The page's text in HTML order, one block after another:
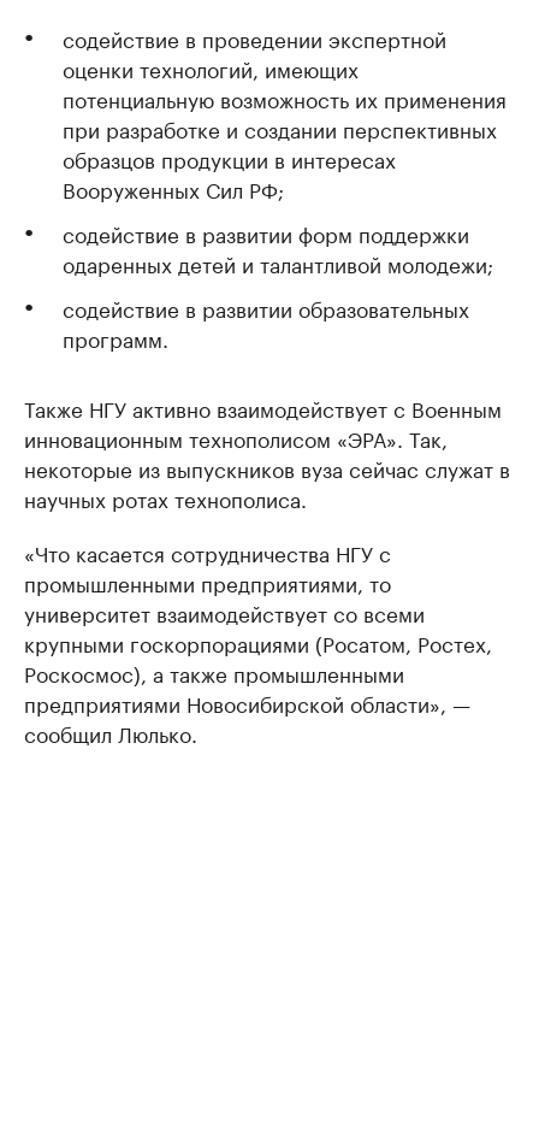
содействие в проведении экспертной
оценки технологий, имеющих
потенциальную возможность их применения
при разработке и создании перспективных
образцов продукции в интересах
Вооруженных Сил РФ;
содействие в развитии форм поддержки
одаренных детей и талантливой молодежи;
содействие в развитии образовательных
программ.
Также НГУ активно взаимодействует с Военным
инновационным технополисом «ЭРА». Так,
некоторые из выпускников вуза сейчас служат в
научных ротах технополиса.
«Что касается сотрудничества НГУ с
промышленными предприятиями, то
университет взаимодействует со всеми
крупными госкорпорациями (Росатом, Ростех,
Роскосмос), а также промышленными
предприятиями Новосибирской области», —
сообщил Люлько.